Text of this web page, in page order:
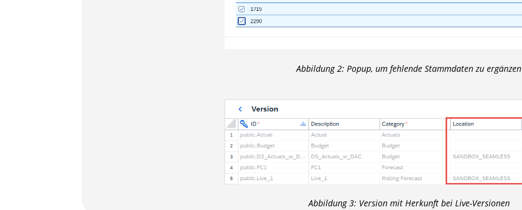
Abbildung 2: Popup, um fehlende Stammdaten zu ergänzen
Abbildung 3: Version mit Herkunft bei Live-Versionen